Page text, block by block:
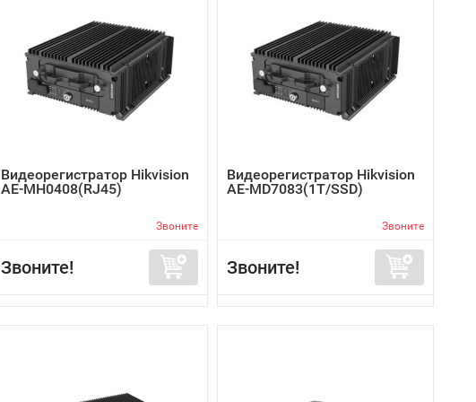
Видеорегистратор Hikvision
AE-MH0408(RJ45)
Звоните
Звоните!
Видеорегистратор Hikvision
AE-MD7083(1T/SSD)
Звоните
Звоните!